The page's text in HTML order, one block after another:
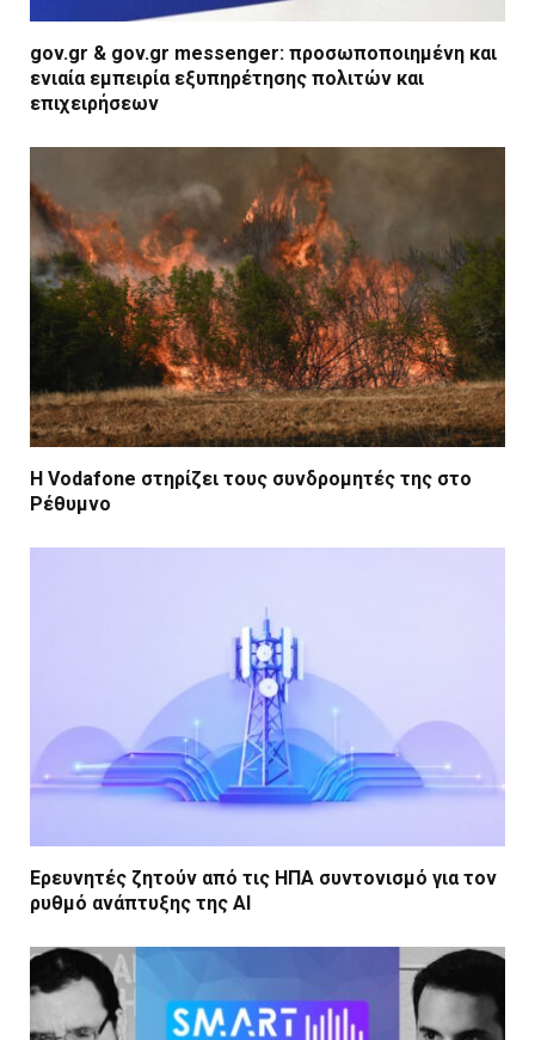
gov.gr & gov.gr messenger: προσωποποιημένη και
ενιαία εμπειρία εξυπηρέτησης πολιτών και
επιχειρήσεων
Η Vodafone στηρίζει τους συνδρομητές της στο
Ρέθυμνο
Ερευνητές ζητούν από τις ΗΠΑ συντονισμό για τον
ρυθμό ανάπτυξης της AI